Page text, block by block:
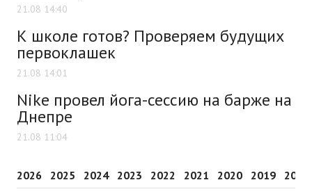
21.08 14:40
К школе готов? Проверяем будущих
первоклашек
21.08 14:01
Nike провел йога-сессию на барже на
Днепре
21.08 11:04
2026 2025 2024 2023 2022 2021 2020 2019 2018